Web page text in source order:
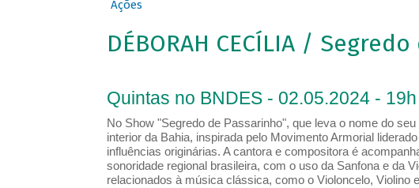
Ações
DÉBORAH CECÍLIA /
Quintas no BNDES - 02.05.2024 - 19h
No Show "Segredo de Passarinho", que leva o nome do
interior da Bahia, inspirada pelo Movimento Armorial
influências originárias. A cantora e compositora é
sonoridade regional brasileira, com o uso da Sanfona e da
relacionados à música clássica, como o Violoncelo, Violino